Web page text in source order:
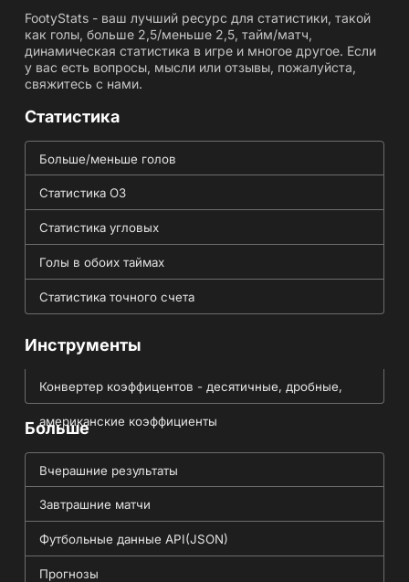
FootyStats - ваш лучший ресурс для статистики, такой
как голы, больше 2,5/меньше 2,5, тайм/матч,
динамическая статистика в игре и многое другое. Если
у вас есть вопросы, мысли или отзывы, пожалуйста,
свяжитесь с нами.
Статистика
Больше/меньше голов
Статистика ОЗ
Статистика угловых
Голы в обоих таймах
Статистика точного счета
Инструменты
Конвертер коэффицентов - десятичные, дробные,
американские коэффициенты
Больше
Вчерашние результаты
Завтрашние матчи
Футбольные данные API(JSON)
Прогнозы